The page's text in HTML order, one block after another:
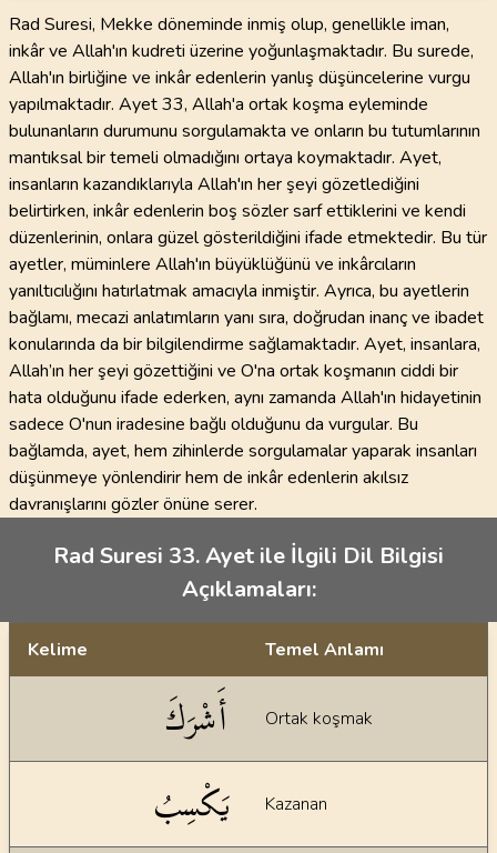
Rad Suresi, Mekke döneminde inmiş olup, genellikle iman,
inkâr ve Allah'ın kudreti üzerine yoğunlaşmaktadır. Bu surede,
Allah'ın birliğine ve inkâr edenlerin yanlış düşüncelerine vurgu
yapılmaktadır. Ayet 33, Allah'a ortak koşma eyleminde
bulunanların durumunu sorgulamakta ve onların bu tutumlarının
mantıksal bir temeli olmadığını ortaya koymaktadır. Ayet,
insanların kazandıklarıyla Allah'ın her şeyi gözetlediğini
belirtirken, inkâr edenlerin boş sözler sarf ettiklerini ve kendi
düzenlerinin, onlara güzel gösterildiğini ifade etmektedir. Bu tür
ayetler, müminlere Allah'ın büyüklüğünü ve inkârcıların
yanıltıcılığını hatırlatmak amacıyla inmiştir. Ayrıca, bu ayetlerin
bağlamı, mecazi anlatımların yanı sıra, doğrudan inanç ve ibadet
konularında da bir bilgilendirme sağlamaktadır. Ayet, insanlara,
Allah’ın her şeyi gözettiğini ve O'na ortak koşmanın ciddi bir
hata olduğunu ifade ederken, aynı zamanda Allah'ın hidayetinin
sadece O'nun iradesine bağlı olduğunu da vurgular. Bu
bağlamda, ayet, hem zihinlerde sorgulamalar yaparak insanları
düşünmeye yönlendirir hem de inkâr edenlerin akılsız
davranışlarını gözler önüne serer.
Rad Suresi 33. Ayet ile İlgili Dil Bilgisi
Açıklamaları:
Kelime Temel Anlamı
أَشْرَكَ Ortak koşmak
يَكْسِبُ Kazanan